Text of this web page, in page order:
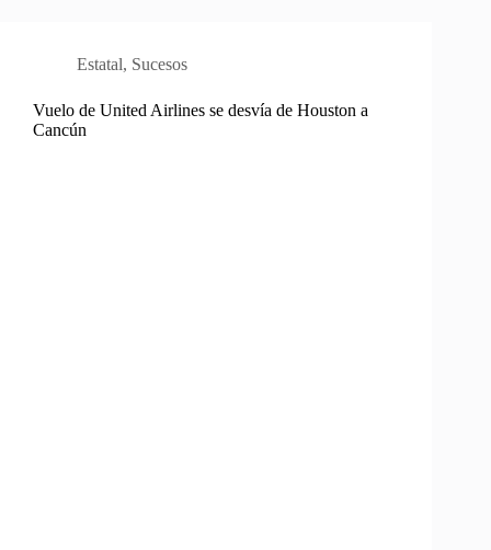
Estatal, Sucesos
Vuelo de United Airlines se desvía de Houston a
Cancún